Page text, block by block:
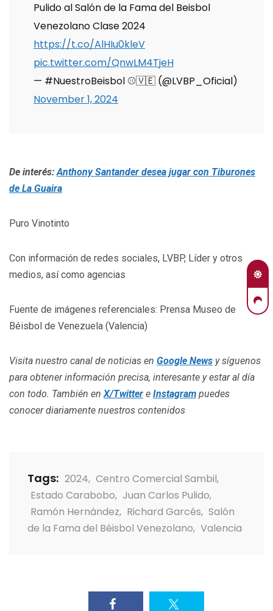
Pulido al Salón de la Fama del Beisbol
Venezolano Clase 2024
https://t.co/AlHIu0kleV
pic.twitter.com/QnwLM4TjeH
— #NuestroBeisbol ⚾️🇻🇪 (@LVBP_Oficial)
November 1, 2024
De interés:Anthony Santander desea jugar con Tiburones
de La Guaira
Puro Vinotinto
Con información de redes sociales, LVBP, Líder y otros
medios, así como agencias
Fuente de imágenes referenciales: Prensa Museo de
Béisbol de Venezuela (Valencia)
Visita nuestro canal de noticias en Google News y síguenos
para obtener información precisa, interesante y estar al día
con todo. También enX/Twitter e Instagram puedes
conocer diariamente nuestros contenidos
Tags: 2024, Centro Comercial Sambil,
Estado Carabobo, Juan Carlos Pulido,
Ramón Hernández, Richard Garcés, Salón
de la Fama del Béisbol Venezolano, Valencia